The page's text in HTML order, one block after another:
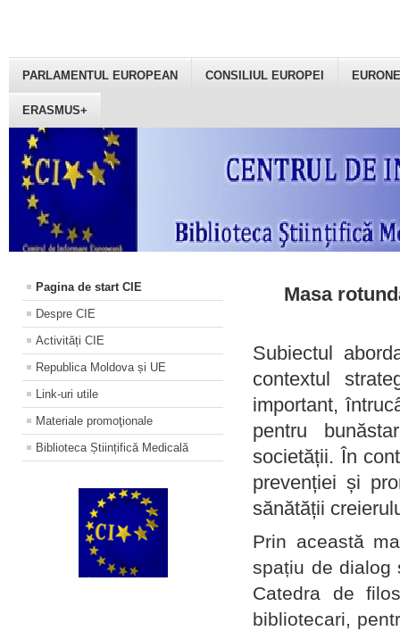
PARLAMENTUL EUROPEAN CONSILIUL EUROPEI
ERASMUS+
Pagina de start CIE
Despre CIE
Activități CIE
Republica Moldova și UE
Link-uri utile
Materiale promoţionale
Biblioteca Științifică Medicală
Masa
Subiectul
contextul
important,
pentru
societății. În
prevenției și
sănătății
Prin această
spațiu de dialog
Catedra de
bibliotecari,